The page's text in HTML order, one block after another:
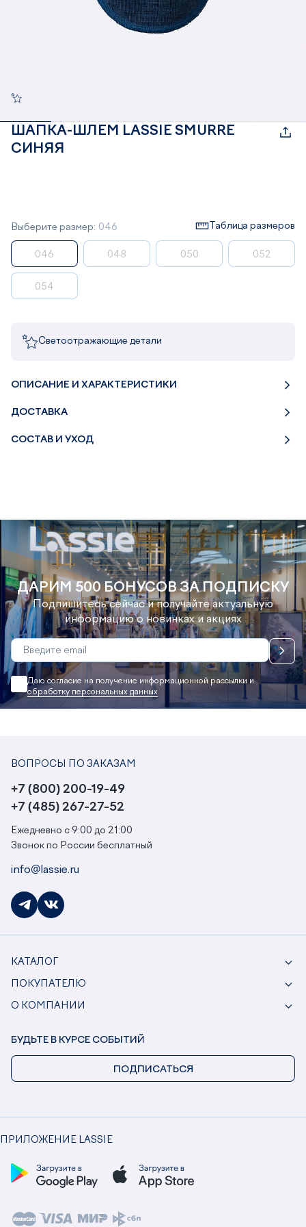
ШАПКА-ШЛЕМ LASSIE SMURRE
СИНЯЯ
Выберите размер: 046 Таблица размеров
046 048 050 052
054
Светоотражающие детали
ОПИСАНИЕ И ХАРАКТЕРИСТИКИ
ДОСТАВКА
СОСТАВ И УХОД
ДАРИМ 500 БОНУСОВ ЗА ПОДПИСКУ
Подпишитесь сейчас и получайте актуальную
информацию о новинках и акциях
Даю согласие на получение информационной рассылки и
обработку персональных данных
ВОПРОСЫ ПО ЗАКАЗАМ
+7 (800) 200-19-49
+7 (485) 267-27-52
Ежедневно с 9:00 до 21:00
Звонок по России бесплатный
info@lassie.ru
КАТАЛОГ
ПОКУПАТЕЛЮ
О КОМПАНИИ
ПРИЛОЖЕНИЕ LASSIE
БУДЬТЕ В КУРСЕ СОБЫТИЙ
ПОДПИСАТЬСЯ